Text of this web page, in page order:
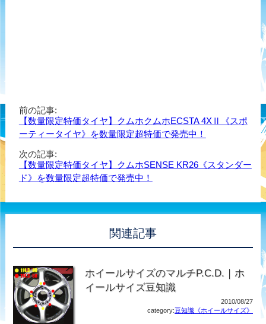
前の記事:
【数量限定特価タイヤ】クムホクムホECSTA 4XⅡ《スポ
ーティータイヤ》を数量限定超特価で発売中！
次の記事:
【数量限定特価タイヤ】クムホSENSE KR26《スタンダー
ド》を数量限定超特価で発売中！
関連記事
ホイールサイズのマルチP.C.D.｜ホ
イールサイズ豆知識
2010/08/27
category:豆知識《ホイールサイズ》